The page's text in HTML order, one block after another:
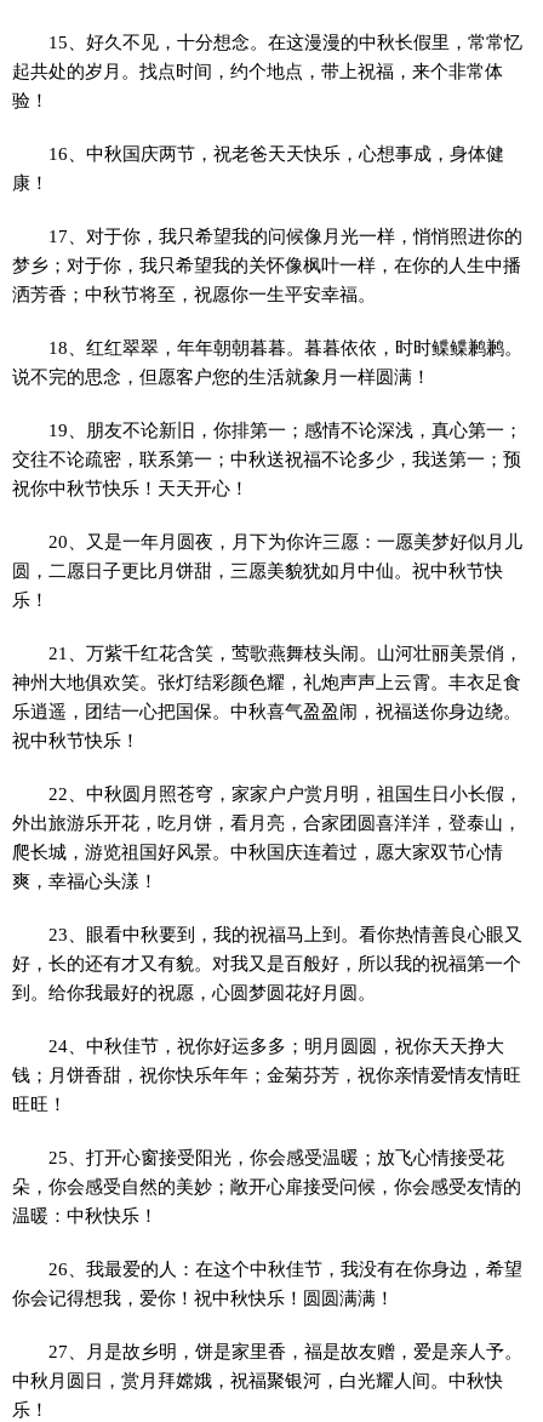
15、好久不见，十分想念。在这漫漫的中秋长假里，常常忆
起共处的岁月。找点时间，约个地点，带上祝福，来个非常体
验！
16、中秋国庆两节，祝老爸天天快乐，心想事成，身体健
康！
17、对于你，我只希望我的问候像月光一样，悄悄照进你的
梦乡；对于你，我只希望我的关怀像枫叶一样，在你的人生中播
洒芳香；中秋节将至，祝愿你一生平安幸福。
18、红红翠翠，年年朝朝暮暮。暮暮依依，时时鲽鲽鹣鹣。
说不完的思念，但愿客户您的生活就象月一样圆满！
19、朋友不论新旧，你排第一；感情不论深浅，真心第一；
交往不论疏密，联系第一；中秋送祝福不论多少，我送第一；预
祝你中秋节快乐！天天开心！
20、又是一年月圆夜，月下为你许三愿：一愿美梦好似月儿
圆，二愿日子更比月饼甜，三愿美貌犹如月中仙。祝中秋节快
乐！
21、万紫千红花含笑，莺歌燕舞枝头闹。山河壮丽美景俏，
神州大地俱欢笑。张灯结彩颜色耀，礼炮声声上云霄。丰衣足食
乐逍遥，团结一心把国保。中秋喜气盈盈闹，祝福送你身边绕。
祝中秋节快乐！
22、中秋圆月照苍穹，家家户户赏月明，祖国生日小长假，
外出旅游乐开花，吃月饼，看月亮，合家团圆喜洋洋，登泰山，
爬长城，游览祖国好风景。中秋国庆连着过，愿大家双节心情
爽，幸福心头漾！
23、眼看中秋要到，我的祝福马上到。看你热情善良心眼又
好，长的还有才又有貌。对我又是百般好，所以我的祝福第一个
到。给你我最好的祝愿，心圆梦圆花好月圆。
24、中秋佳节，祝你好运多多；明月圆圆，祝你天天挣大
钱；月饼香甜，祝你快乐年年；金菊芬芳，祝你亲情爱情友情旺
旺旺！
25、打开心窗接受阳光，你会感受温暖；放飞心情接受花
朵，你会感受自然的美妙；敞开心扉接受问候，你会感受友情的
温暖：中秋快乐！
26、我最爱的人：在这个中秋佳节，我没有在你身边，希望
你会记得想我，爱你！祝中秋快乐！圆圆满满！
27、月是故乡明，饼是家里香，福是故友赠，爱是亲人予。
中秋月圆日，赏月拜嫦娥，祝福聚银河，白光耀人间。中秋快
乐！